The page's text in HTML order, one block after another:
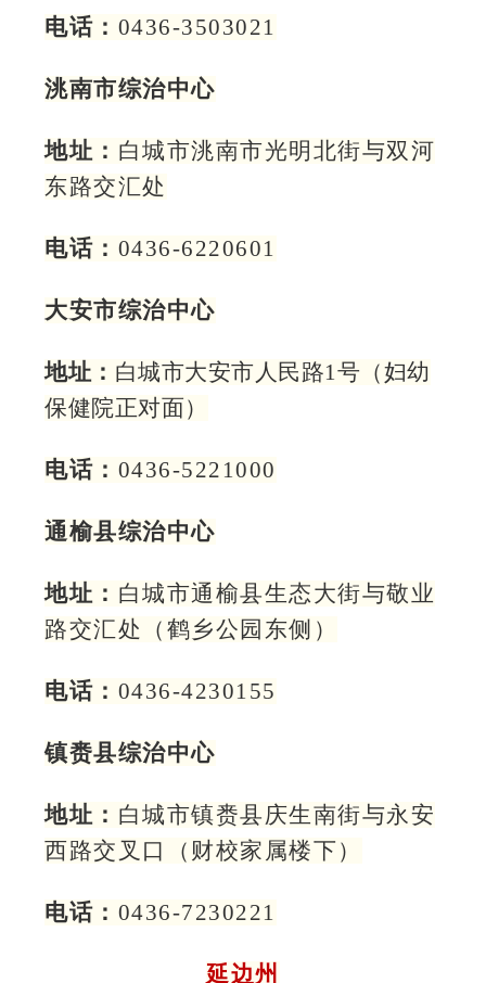
电话： 0436-3503021
洮南市综治中心
地址： 白城市洮南市光明北街与双河
东路交汇处
电话： 0436-6220601
大安市综治中心
地址： 白城市大安市人民路1号（妇幼
保健院正对面）
电话： 0436-5221000
通榆县综治中心
地址： 白城市通榆县生态大街与敬业
路交汇处（鹤乡公园东侧）
电话： 0436-4230155
镇赉县综治中心
地址： 白城市镇赉县庆生南街与永安
西路交叉口（财校家属楼下）
电话： 0436-7230221
延边州